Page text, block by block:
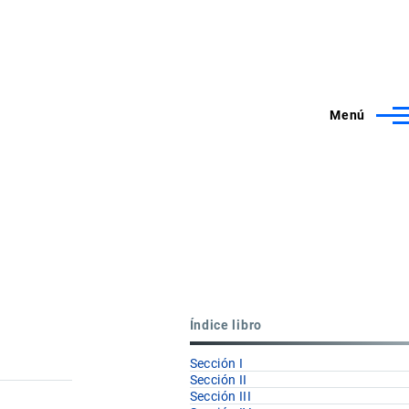
Menú
Índice libro
Sección I
Sección II
Sección III